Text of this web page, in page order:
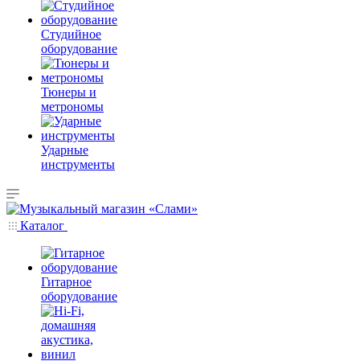
Студийное
оборудование
Тюнеры и
метрономы
Ударные
инструменты
Каталог
Гитарное
оборудование